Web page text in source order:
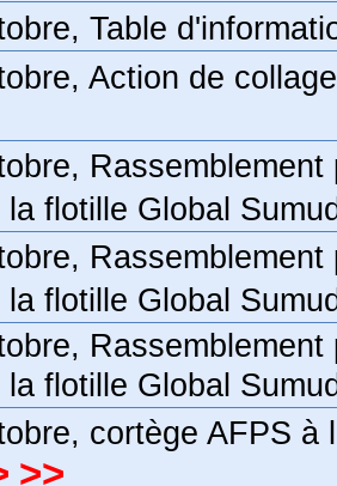
Table
Action de
la flotille Global
la flotille Global
la flotille Global
cortège AFPS à
>>